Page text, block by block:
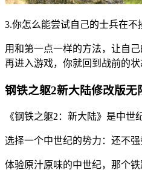
3.你怎么能尝试自己的士兵在不
用和第一点一样的方法，让自
再进入游戏，你就回到战前的
钢铁之躯2新大陆修改版无
《钢铁之躯2：新大陆》是中世
选择一个中世纪的势力：还不
体验原汁原味的中世纪，那个